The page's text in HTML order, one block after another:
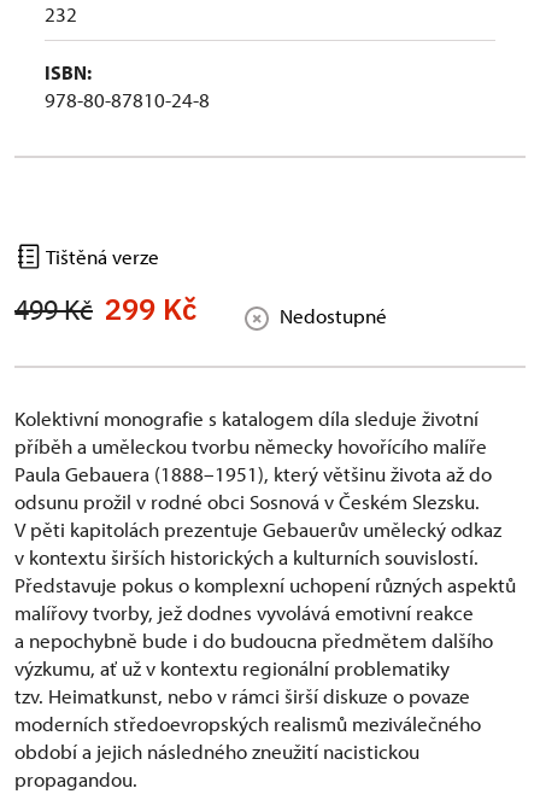
232
ISBN:
978-80-87810-24-8
Tištěná verze
499 Kč 299 Kč Nedostupné
Kolektivní monografie s katalogem díla sleduje životní
příběh a uměleckou tvorbu německy hovořícího malíře
Paula Gebauera (1888–1951), který většinu života až do
odsunu prožil v rodné obci Sosnová v Českém Slezsku.
V pěti kapitolách prezentuje Gebauerův umělecký odkaz
v kontextu širších historických a kulturních souvislostí.
Představuje pokus o komplexní uchopení různých aspektů
malířovy tvorby, jež dodnes vyvolává emotivní reakce
a nepochybně bude i do budoucna předmětem dalšího
výzkumu, ať už v kontextu regionální problematiky
tzv. Heimatkunst, nebo v rámci širší diskuze o povaze
moderních středoevropských realismů meziválečného
období a jejich následného zneužití nacistickou
propagandou.